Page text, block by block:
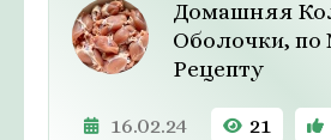
Домашняя
Оболочки,
Рецепту
16.02.24 21